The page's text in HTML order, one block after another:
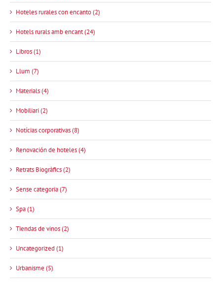
Hoteles rurales con encanto (2)
Hotels rurals amb encant (24)
Libros (1)
Llum (7)
Materials (4)
Mobiliari (2)
Notícias corporativas (8)
Renovación de hoteles (4)
Retrats Biogràfics (2)
Sense categoria (7)
Spa (1)
Tiendas de vinos (2)
Uncategorized (1)
Urbanisme (5)